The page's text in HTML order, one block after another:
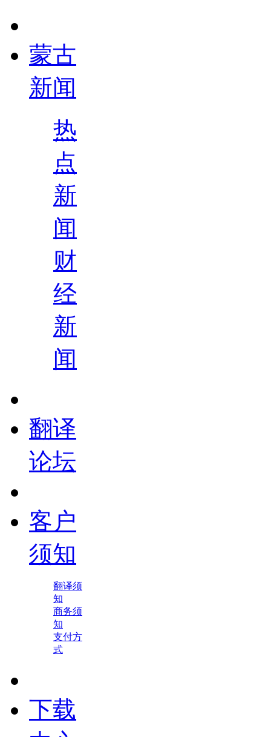
蒙古
新闻
热
点
新
闻
财
经
新
闻
翻译
论坛
客户
须知
翻译须
知
商务须
知
支付方
式
下载